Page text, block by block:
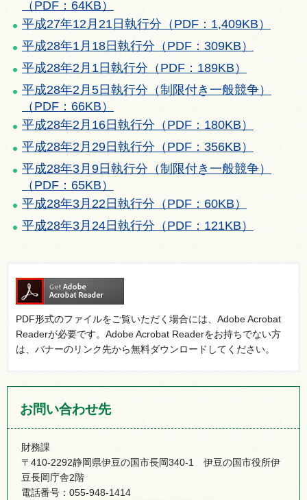
（PDF：64KB）
平成27年12月21日執行分（PDF：1,409KB）
平成28年1月18日執行分（PDF：309KB）
平成28年2月1日執行分（PDF：189KB）
平成28年2月5日執行分（制限付き一般競争）
（PDF：66KB）
平成28年2月16日執行分（PDF：180KB）
平成28年2月29日執行分（PDF：356KB）
平成28年3月9日執行分（制限付き一般競争）
（PDF：65KB）
平成28年3月22日執行分（PDF：60KB）
平成28年3月24日執行分（PDF：121KB）
PDF形式のファイルをご覧いただく場合には、Adobe Acrobat
Readerが必要です。Adobe Acrobat Readerをお持ちでない方
は、バナーのリンク先から無料ダウンロードしてください。
お問い合わせ先
財務課
〒410-2292静岡県伊豆の国市長岡340-1 伊豆の国市役所伊
豆長岡庁舎2階
電話番号：055-948-1414